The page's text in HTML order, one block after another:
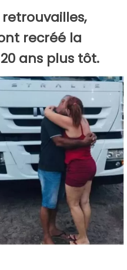
recréé la
ans plus tôt.